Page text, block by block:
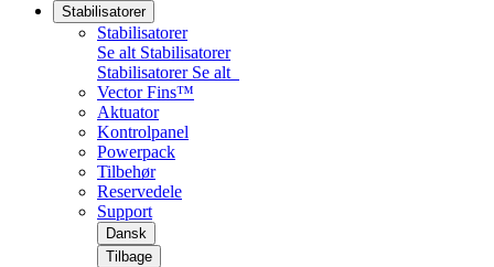
Stabilisatorer
Stabilisatorer
Se alt Stabilisatorer
Stabilisatorer Se alt
Vector Fins™
Aktuator
Kontrolpanel
Powerpack
Tilbehør
Reservedele
Support
Dansk
Tilbage